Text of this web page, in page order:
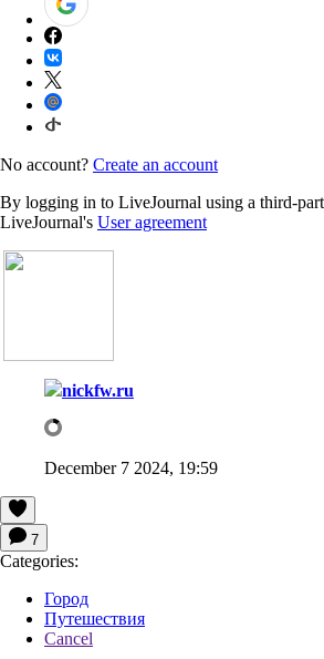
No account? Create an account
By logging in to LiveJournal using a third-
LiveJournal's User agreement
nickfw.ru
December 7 2024, 19:59
7
Categories:
Город
Путешествия
Cancel